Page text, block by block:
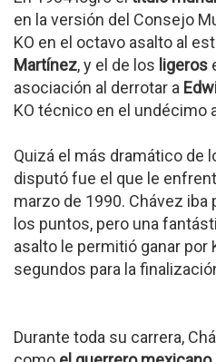
en la versión del Consejo
KO en el octavo asalto al
Martínez, y el de los ligeros
asociación al derrotar a
KO técnico en el undécimo
Quizá el más dramático de
disputó fue el que le
marzo de 1990. Chávez
los puntos, pero una
asalto le permitió ganar por
segundos para la
Durante toda su carrera,